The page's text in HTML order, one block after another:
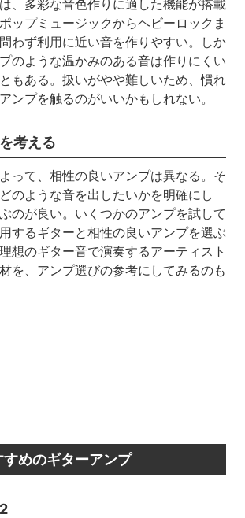
、多彩な音色作りに適した機能が搭載
ップミュージックからヘビーロックま
わず利用に近い音を作りやすい。しか
のような温かみのある音は作りにくい
もある。扱いがやや難しいため、慣れ
ンプを触るのがいいかもしれない。
考える
って、相性の良いアンプは異なる。そ
のような音を出したいかを明確にし
のが良い。いくつかのアンプを試して
するギターと相性の良いアンプを選ぶ
想のギター音で演奏するアーティスト
を、アンプ選びの参考にしてみるのも
めのギターアンプ